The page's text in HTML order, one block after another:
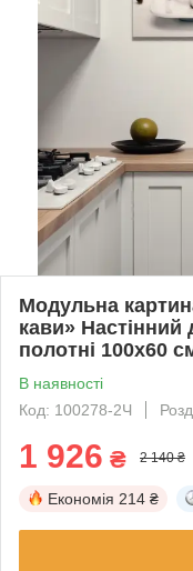
Модульна
кави» Настінний
полотні 100х60
В наявності
Код: 100278-2Ч
1 926 ₴ 2 140 ₴
Економія 214 ₴